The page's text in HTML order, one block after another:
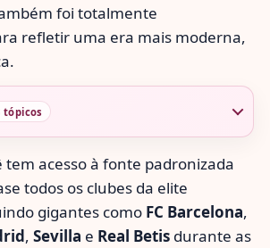
foi totalmente
refletir uma era mais moderna,
tópicos
tem acesso à fonte padronizada
todos os clubes da elite
gigantes como FC Barcelona,
, Sevilla e Real Betis durante as